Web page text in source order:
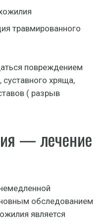
травмированного
повреждением
суставного хряща,
( разрыв
— лечение
обследованием
является